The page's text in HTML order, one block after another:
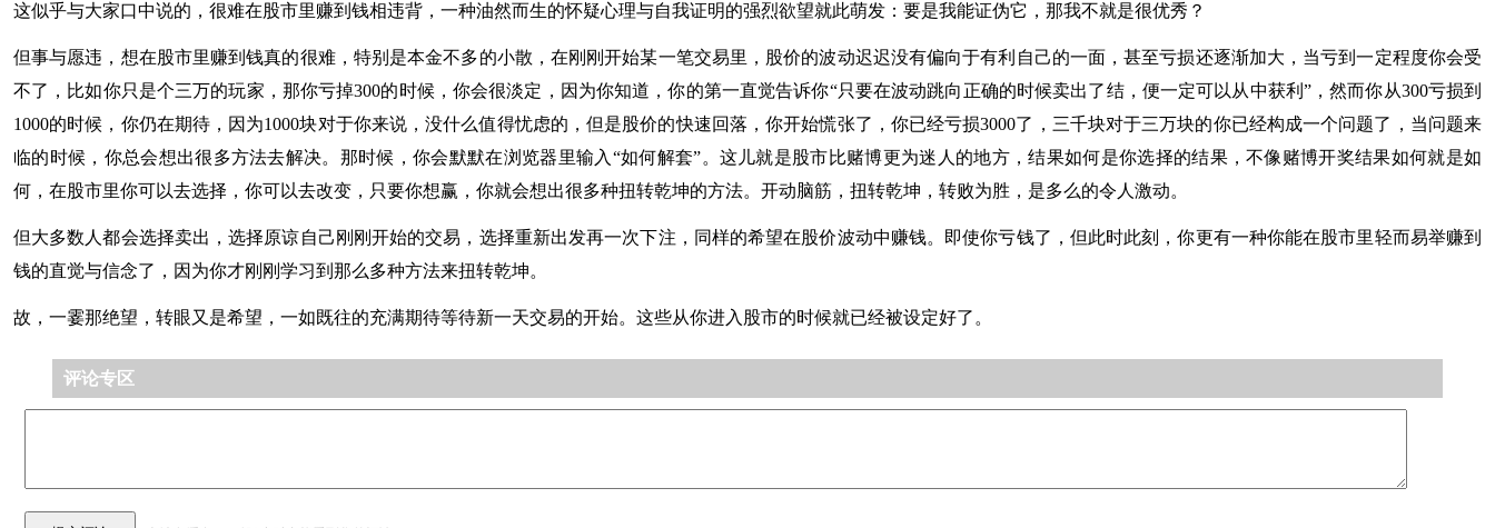
这似乎与大家口中说的，很难在股市里赚到钱相违背，一种油然而生的怀疑心理与自我证明的强烈欲望就此萌发：要是我能证伪它，那我不就是很优秀？
但事与愿违，想在股市里赚到钱真的很难，特别是本金不多的小散，在刚刚开始某一笔交易里，股价的波动迟迟没有偏向于有利自己的一面，甚至亏损还逐渐加大，当亏到一定程度你会受
不了，比如你只是个三万的玩家，那你亏掉300的时候，你会很淡定，因为你知道，你的第一直觉告诉你“只要在波动跳向正确的时候卖出了结，便一定可以从中获利”，然而你从300亏损到
1000的时候，你仍在期待，因为1000块对于你来说，没什么值得忧虑的，但是股价的快速回落，你开始慌张了，你已经亏损3000了，三千块对于三万块的你已经构成一个问题了，当问题来
临的时候，你总会想出很多方法去解决。那时候，你会默默在浏览器里输入“如何解套”。这儿就是股市比赌博更为迷人的地方，结果如何是你选择的结果，不像赌博开奖结果如何就是如
何，在股市里你可以去选择，你可以去改变，只要你想赢，你就会想出很多种扭转乾坤的方法。开动脑筋，扭转乾坤，转败为胜，是多么的令人激动。
但大多数人都会选择卖出，选择原谅自己刚刚开始的交易，选择重新出发再一次下注，同样的希望在股价波动中赚钱。即使你亏钱了，但此时此刻，你更有一种你能在股市里轻而易举赚到
钱的直觉与信念了，因为你才刚刚学习到那么多种方法来扭转乾坤。
故，一霎那绝望，转眼又是希望，一如既往的充满期待等待新一天交易的开始。这些从你进入股市的时候就已经被设定好了。
评论专区